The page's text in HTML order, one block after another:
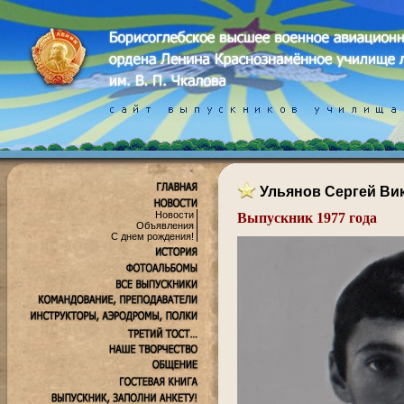
Новости
Объявления
С днем рождения!
Ульянов Сергей
Выпускник 1977 года